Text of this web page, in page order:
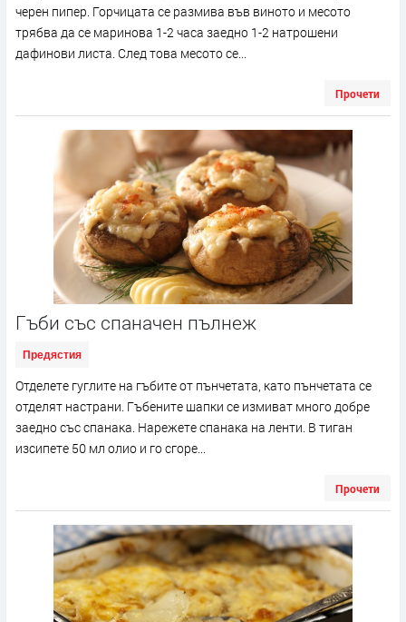
черен пипер. Горчицата се размива във виното и месото
трябва да се маринова 1-2 часа заедно 1-2 натрошени
дафинови листа. След това месото се...
Прочети
Гъби със спаначен пълнеж
Предястия
Отделете гуглите на гъбите от пънчетата, като пънчетата се
отделят настрани. Гъбените шапки се измиват много добре
заедно със спанака. Нарежете спанака на ленти. В тиган
изсипете 50 мл олио и го сгоре...
Прочети